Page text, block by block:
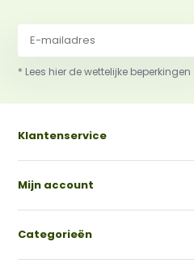
* Lees hier de wettelijke beperkingen
Klantenservice
Mijn account
Categorieën